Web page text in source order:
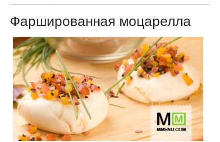
Фаршированная моцарелла